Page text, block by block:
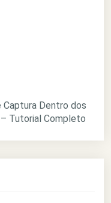
Captura Dentro dos
Tutorial Completo